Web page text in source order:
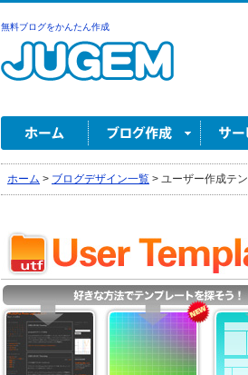
無料ブログをかんたん作成
ホーム > ブログデザイン一覧 > ユーザー作成テン